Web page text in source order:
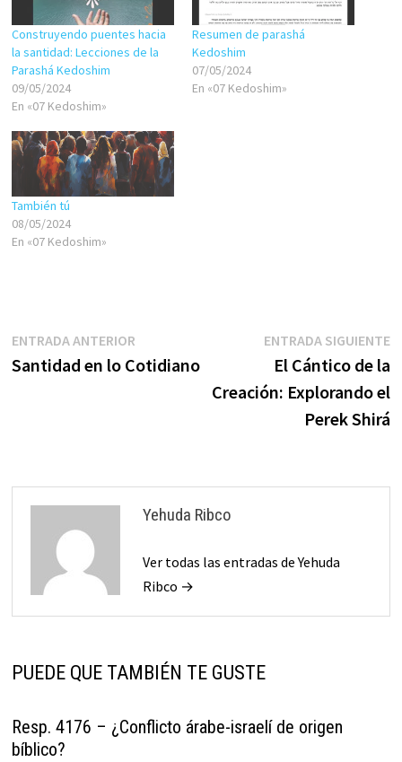
Construyendo puentes hacia
la santidad: Lecciones de la
Parashá Kedoshim
09/05/2024
En «07 Kedoshim»
Resumen de parashá
Kedoshim
07/05/2024
En «07 Kedoshim»
También tú
08/05/2024
En «07 Kedoshim»
Navegación
de
ENTRADA ANTERIOREntrada
anterior:
Santidad en lo Cotidiano
ENTRADA SIGUIENTE
El Cántico de la
Creación: Explorando el
Perek Shirá
Yehuda Ribco
Ver todas las entradas de Yehuda
Ribco →
PUEDE QUE TAMBIÉN TE GUSTE
Resp. 4176 – ¿Conflicto árabe-israelí de origen
bíblico?